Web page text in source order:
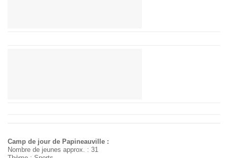
Camp de jour de Papineauville :
Nombre de jeunes approx. : 31